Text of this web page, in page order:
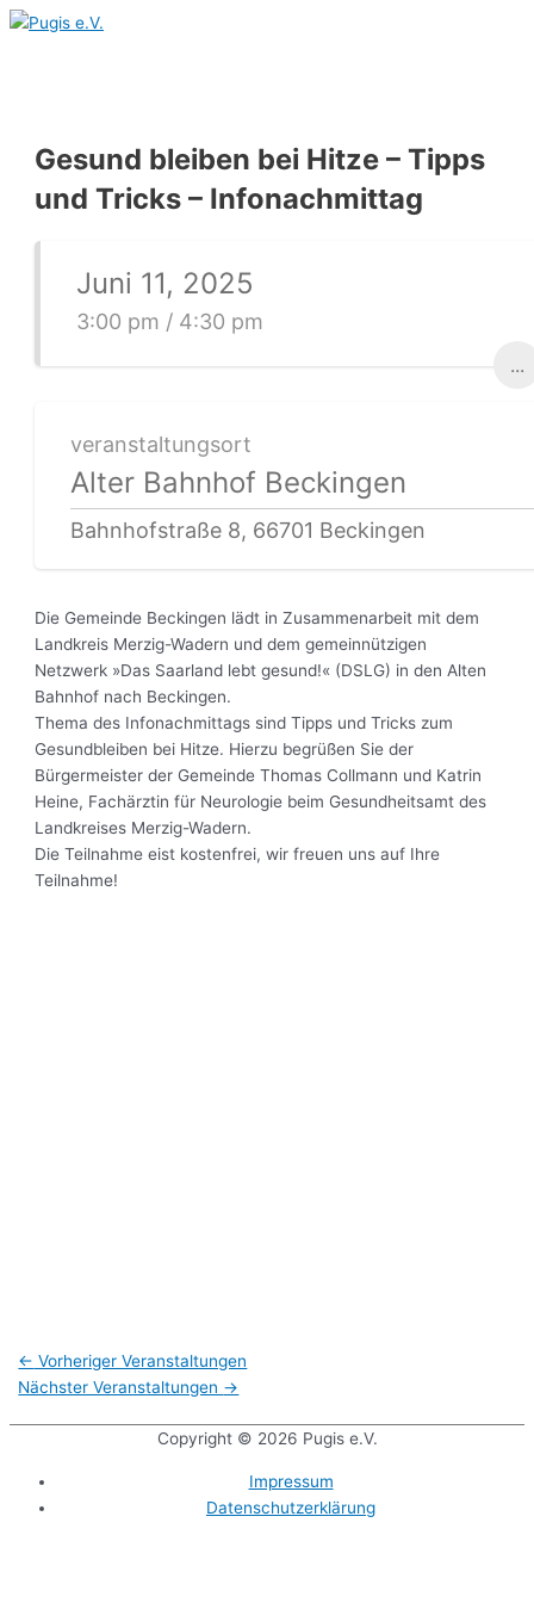
Zum
Inhalt
Gesund bleiben bei Hitze – Tipps
und Tricks – Infonachmittag
Juni 11, 2025
3:00 pm / 4:30 pm
...
veranstaltungsort
Alter Bahnhof Beckingen
Bahnhofstraße 8, 66701 Beckingen
Die Gemeinde Beckingen lädt in Zusammenarbeit mit dem
Landkreis Merzig-Wadern und dem gemeinnützigen
Netzwerk »Das Saarland lebt gesund!« (DSLG) in den Alten
Bahnhof nach Beckingen.
Thema des Infonachmittags sind Tipps und Tricks zum
Gesundbleiben bei Hitze. Hierzu begrüßen Sie der
Bürgermeister der Gemeinde Thomas Collmann und Katrin
Heine, Fachärztin für Neurologie beim Gesundheitsamt des
Landkreises Merzig-Wadern.
Die Teilnahme eist kostenfrei, wir freuen uns auf Ihre
Teilnahme!
← Vorheriger Veranstaltungen
Nächster Veranstaltungen →
Copyright © 2026 Pugis e.V.
Impressum
Datenschutzerklärung